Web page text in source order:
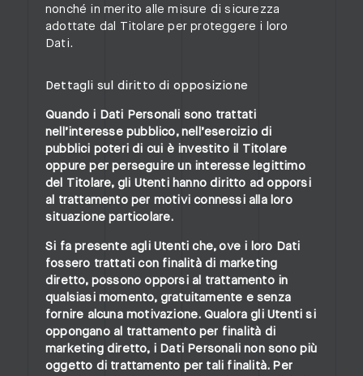
nonché in merito alle misure di sicurezza
adottate dal Titolare per proteggere i loro
Dati.
Dettagli sul diritto di opposizione
Quando i Dati Personali sono trattati
nell’interesse pubblico, nell’esercizio di
pubblici poteri di cui è investito il Titolare
oppure per perseguire un interesse legittimo
del Titolare, gli Utenti hanno diritto ad opporsi
al trattamento per motivi connessi alla loro
situazione particolare.
Si fa presente agli Utenti che, ove i loro Dati
fossero trattati con finalità di marketing
diretto, possono opporsi al trattamento in
qualsiasi momento, gratuitamente e senza
fornire alcuna motivazione. Qualora gli Utenti si
oppongano al trattamento per finalità di
marketing diretto, i Dati Personali non sono più
oggetto di trattamento per tali finalità. Per